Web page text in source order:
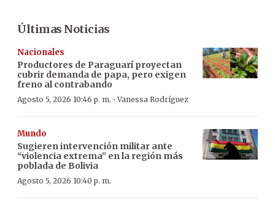
Últimas Noticias
Nacionales
Productores de Paraguarí proyectan
cubrir demanda de papa, pero exigen
freno al contrabando
Agosto 5, 2026 10:46 p. m. ·Vanessa Rodríguez
Mundo
Sugieren intervención militar ante
“violencia extrema” en la región más
poblada de Bolivia
Agosto 5, 2026 10:40 p. m.